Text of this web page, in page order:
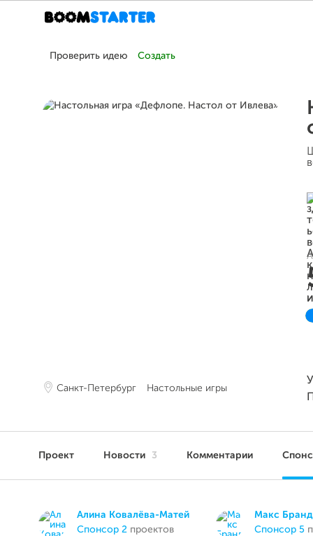
Проверить идею Создать
Санкт-Петербург Настольные игры
Проект Новости 3 Комментарии
Алина Ковалёва-Матей
спонсор 2 проектов
Макс
спонсор 5